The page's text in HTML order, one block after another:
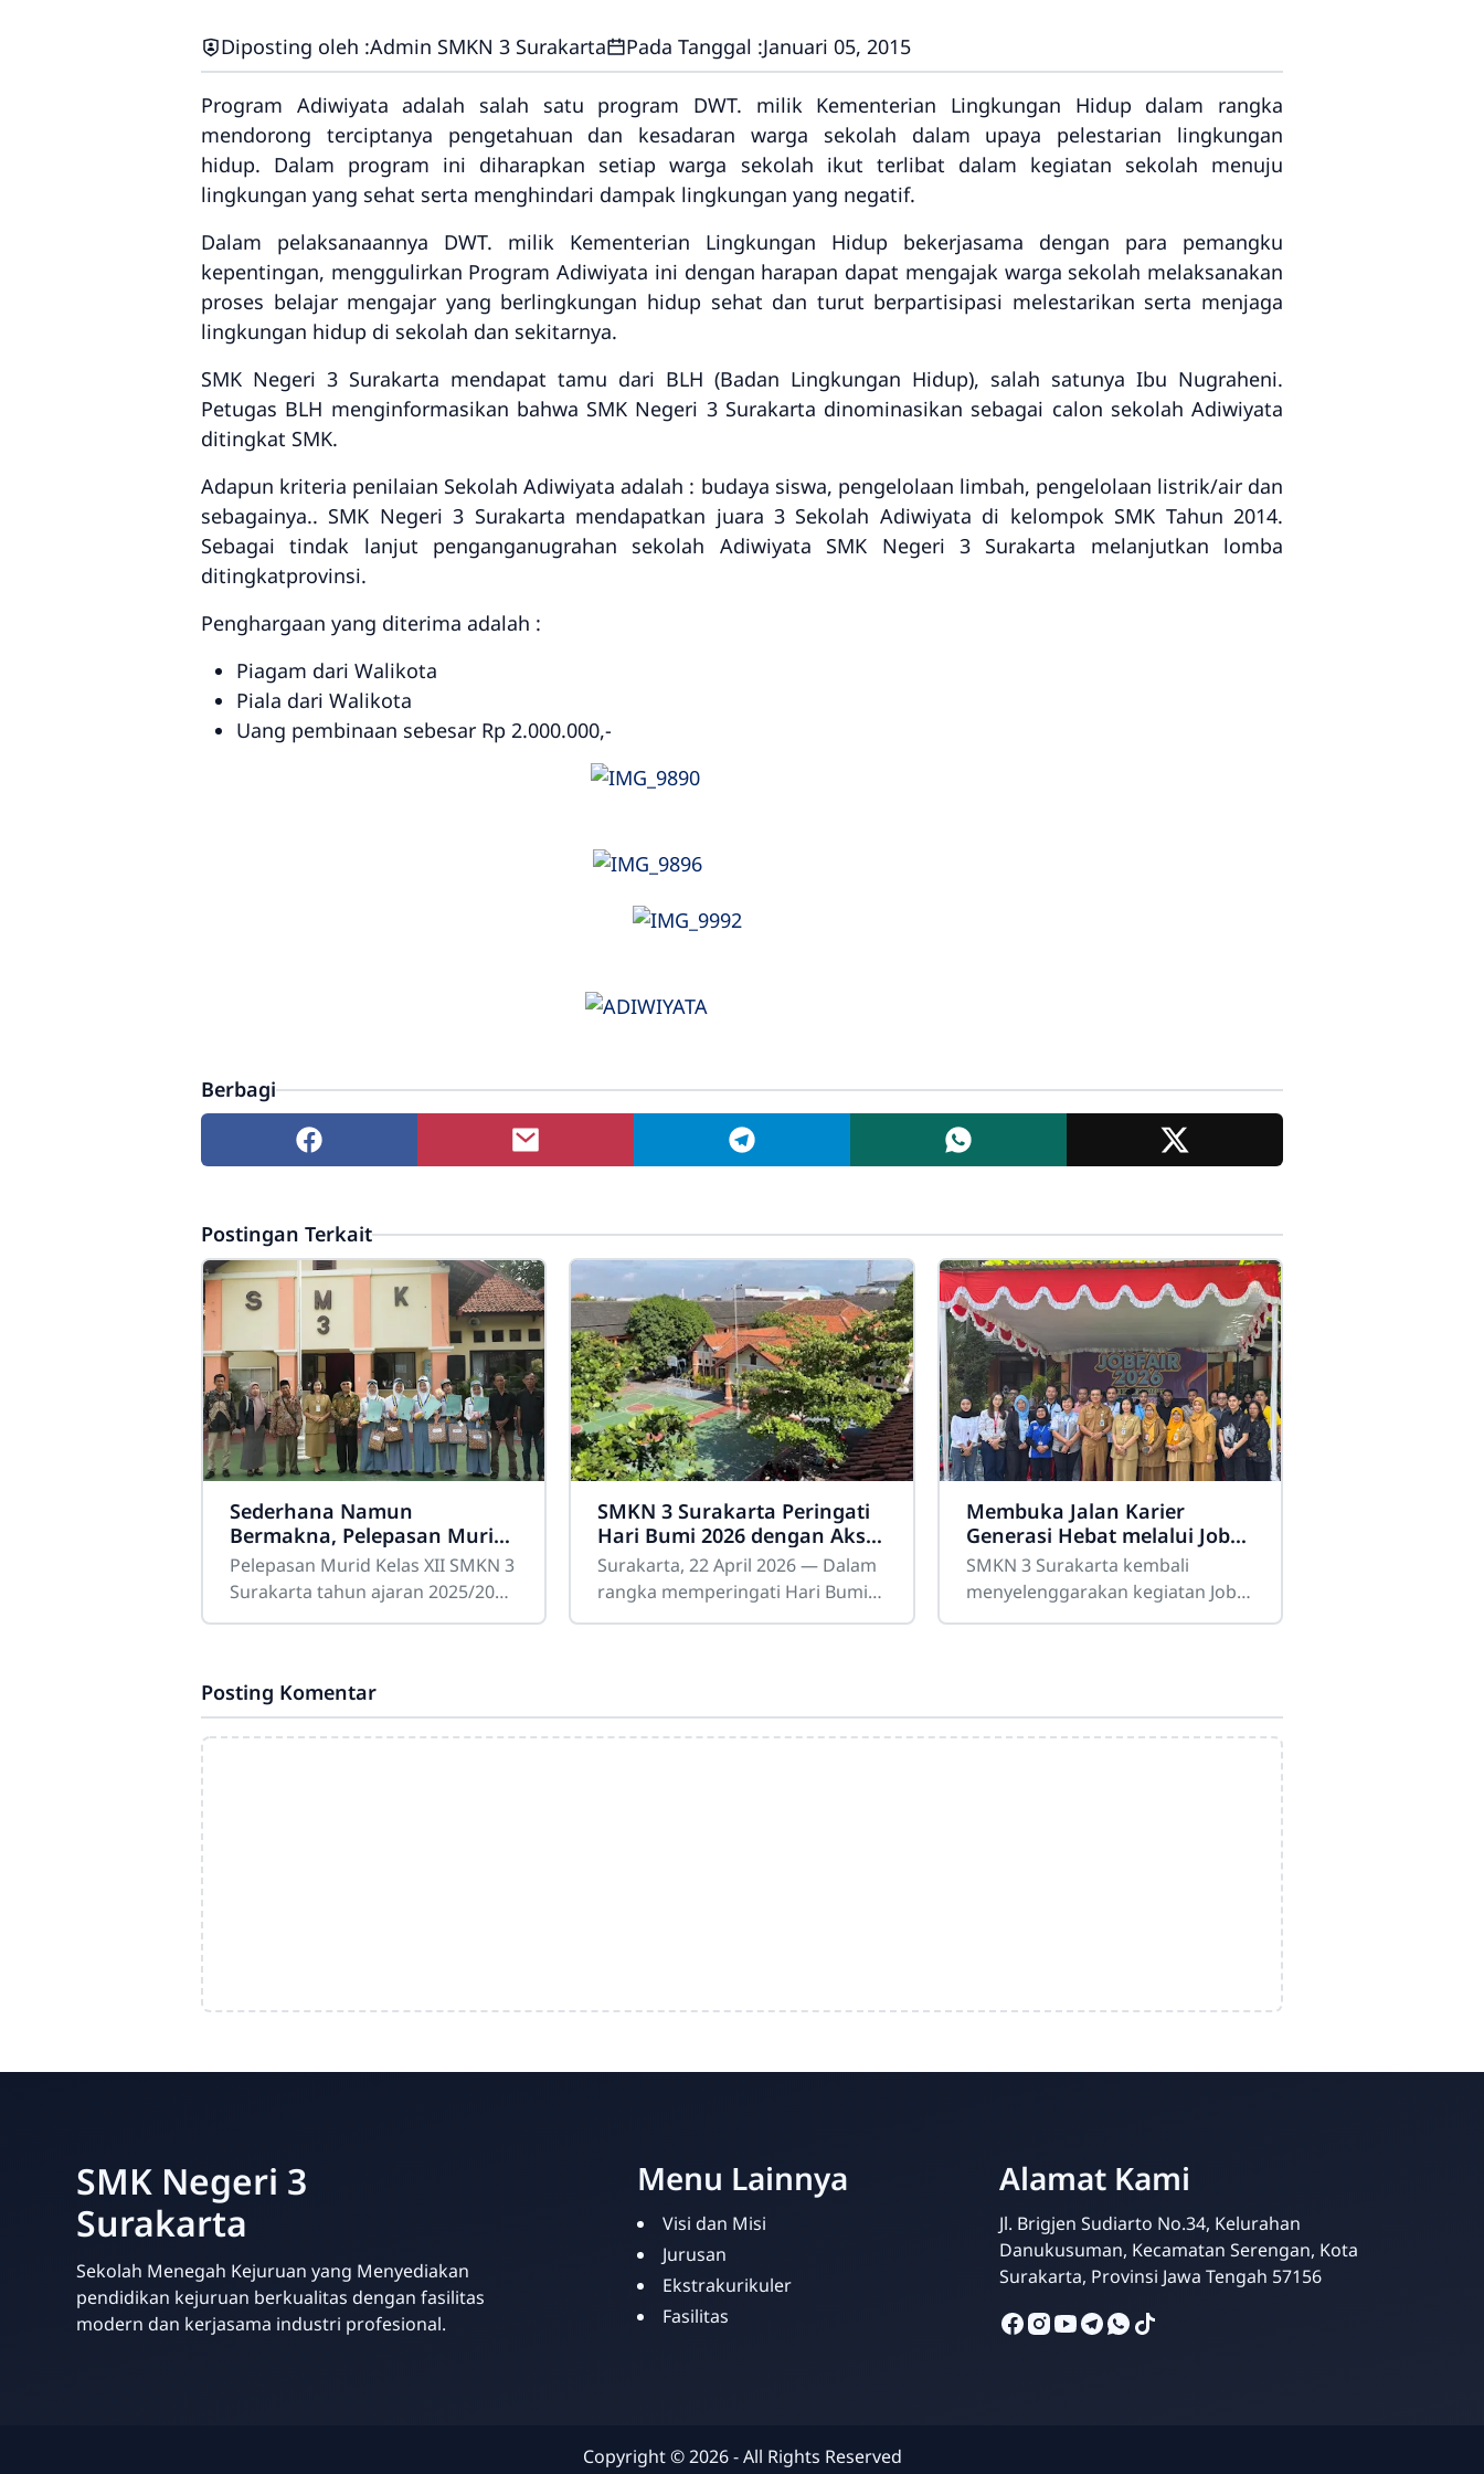
Admin Sekolah
Diposting oleh :Admin SMKN 3 Surakarta Pada Tanggal :Januari 05, 2015
Program Adiwiyata adalah salah satu program DWT. milik Kementerian Lingkungan Hidup dalam rangka
mendorong terciptanya pengetahuan dan kesadaran warga sekolah dalam upaya pelestarian lingkungan
hidup. Dalam program ini diharapkan setiap warga sekolah ikut terlibat dalam kegiatan sekolah menuju
lingkungan yang sehat serta menghindari dampak lingkungan yang negatif.
Dalam pelaksanaannya DWT. milik Kementerian Lingkungan Hidup bekerjasama dengan para pemangku
kepentingan, menggulirkan Program Adiwiyata ini dengan harapan dapat mengajak warga sekolah melaksanakan
proses belajar mengajar yang berlingkungan hidup sehat dan turut berpartisipasi melestarikan serta menjaga
lingkungan hidup di sekolah dan sekitarnya.
SMK Negeri 3 Surakarta mendapat tamu dari BLH (Badan Lingkungan Hidup), salah satunya Ibu Nugraheni.
Petugas BLH menginformasikan bahwa SMK Negeri 3 Surakarta dinominasikan sebagai calon sekolah Adiwiyata
ditingkat SMK.
Adapun kriteria penilaian Sekolah Adiwiyata adalah : budaya siswa, pengelolaan limbah, pengelolaan listrik/air dan
sebagainya.. SMK Negeri 3 Surakarta mendapatkan juara 3 Sekolah Adiwiyata di kelompok SMK Tahun 2014.
Sebagai tindak lanjut penganganugrahan sekolah Adiwiyata SMK Negeri 3 Surakarta melanjutkan lomba
ditingkatprovinsi.
Penghargaan yang diterima adalah :
Piagam dari Walikota
Piala dari Walikota
Uang pembinaan sebesar Rp 2.000.000,-
Berbagi
Postingan Terkait
Sederhana Namun
Bermakna, Pelepasan Murid
Kelas XII SMKN 3 Surakarta
Berlangsung Khidmat
Pelepasan Murid Kelas XII SMKN 3
Surakarta tahun ajaran 2025/2026
berlangsung dengan sederhana
SMKN 3 Surakarta Peringati
Hari Bumi 2026 dengan Aksi
Nyata Peduli Lingkungan
Surakarta, 22 April 2026 — Dalam
rangka memperingati Hari Bumi
2026, SMKN 3 Surakarta
Membuka Jalan Karier
Generasi Hebat melalui Job
Fair dan Career Expo 2026
SMKN 3 Surakarta kembali
menyelenggarakan kegiatan Job
Fair dan Career Expo 2026 sebagai
Posting Komentar
SMK Negeri 3
Surakarta
Sekolah Menegah Kejuruan yang Menyediakan
pendidikan kejuruan berkualitas dengan fasilitas
modern dan kerjasama industri profesional.
Menu Lainnya
Visi dan Misi
Jurusan
Ekstrakurikuler
Fasilitas
Alamat Kami
Jl. Brigjen Sudiarto No.34, Kelurahan
Danukusuman, Kecamatan Serengan, Kota
Surakarta, Provinsi Jawa Tengah 57156
Copyright ©2026- All Rights Reserved